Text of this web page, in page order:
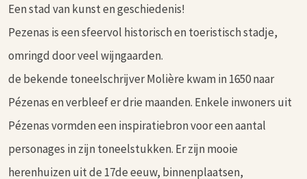
Een stad van kunst en geschiedenis!
Pezenas is een sfeervol historisch en toeristisch stadje,
omringd door veel wijngaarden.
de bekende toneelschrijver Molière kwam in 1650 naar
Pézenas en verbleef er drie maanden. Enkele inwoners uit
Pézenas vormden een inspiratiebron voor een aantal
personages in zijn toneelstukken. Er zijn mooie
herenhuizen uit de 17de eeuw, binnenplaatsen,